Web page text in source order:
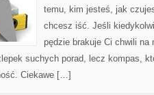
temu, kim jesteś, jak
chcesz iść. Jeśli
pędzie brakuje Ci chwili na
suchych porad, lecz kompas,
Ciekawe […]